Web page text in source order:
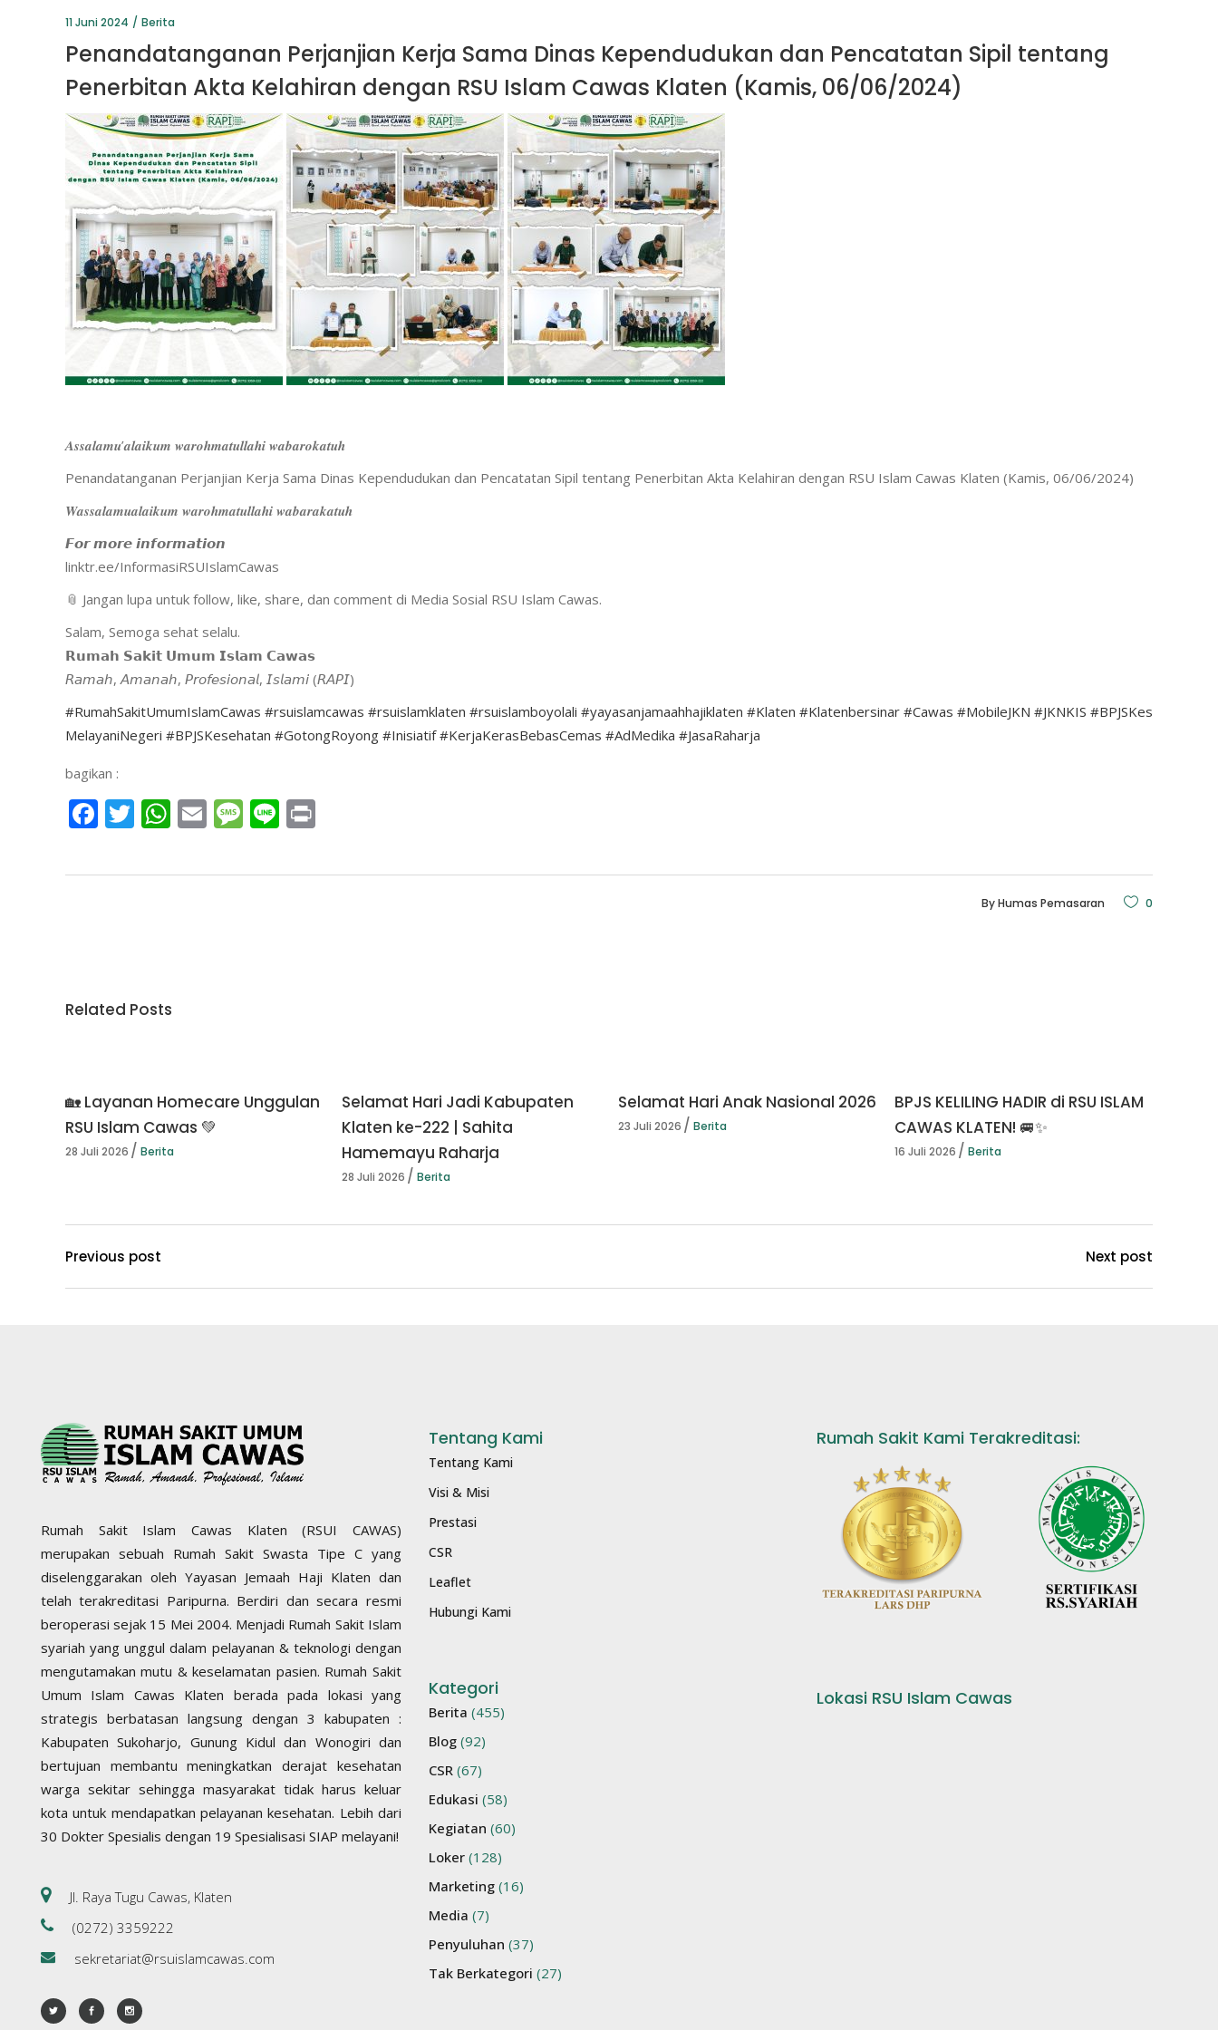
11 Juni 2024 Berita
Penandatanganan Perjanjian Kerja Sama Dinas Kependudukan dan Pencatatan Sipil tentang
Penerbitan Akta Kelahiran dengan RSU Islam Cawas Klaten (Kamis, 06/06/2024)
𝑨𝒔𝒔𝒂𝒍𝒂𝒎𝒖’𝒂𝒍𝒂𝒊𝒌𝒖𝒎 𝒘𝒂𝒓𝒐𝒉𝒎𝒂𝒕𝒖𝒍𝒍𝒂𝒉𝒊 𝒘𝒂𝒃𝒂𝒓𝒐𝒌𝒂𝒕𝒖𝒉
Penandatanganan Perjanjian Kerja Sama Dinas Kependudukan dan Pencatatan Sipil tentang Penerbitan Akta Kelahiran dengan RSU Islam Cawas Klaten (Kamis, 06/06/2024)
𝑾𝒂𝒔𝒔𝒂𝒍𝒂𝒎𝒖𝒂𝒍𝒂𝒊𝒌𝒖𝒎 𝒘𝒂𝒓𝒐𝒉𝒎𝒂𝒕𝒖𝒍𝒍𝒂𝒉𝒊 𝒘𝒂𝒃𝒂𝒓𝒂𝒌𝒂𝒕𝒖𝒉
𝙁𝙤𝙧 𝙢𝙤𝙧𝙚 𝙞𝙣𝙛𝙤𝙧𝙢𝙖𝙩𝙞𝙤𝙣
linktr.ee/InformasiRSUIslamCawas
📎 Jangan lupa untuk follow, like, share, dan comment di Media Sosial RSU Islam Cawas.
Salam, Semoga sehat selalu.
𝗥𝘂𝗺𝗮𝗵 𝗦𝗮𝗸𝗶𝘁 𝗨𝗺𝘂𝗺 𝗜𝘀𝗹𝗮𝗺 𝗖𝗮𝘄𝗮𝘀
𝘙𝘢𝘮𝘢𝘩, 𝘈𝘮𝘢𝘯𝘢𝘩, 𝘗𝘳𝘰𝘧𝘦𝘴𝘪𝘰𝘯𝘢𝘭, 𝘐𝘴𝘭𝘢𝘮𝘪 (𝘙𝘈𝘗𝘐)
#RumahSakitUmumIslamCawas #rsuislamcawas #rsuislamklaten #rsuislamboyolali #yayasanjamaahhajiklaten #Klaten #Klatenbersinar #Cawas #MobileJKN #JKNKIS #BPJSKes
MelayaniNegeri #BPJSKesehatan #GotongRoyong #Inisiatif #KerjaKerasBebasCemas #AdMedika #JasaRaharja
bagikan :
Facebook
Twitter
WhatsApp
EmailMessage
Line
ByHumas Pemasaran 0
Related Posts
🏡 Layanan Homecare Unggulan
RSU Islam Cawas 💚
28 Juli 2026 Berita
Selamat Hari Jadi Kabupaten
Klaten ke-222 | Sahita
Hamemayu Raharja
28 Juli 2026 Berita
Selamat Hari Anak Nasional 2026
23 Juli 2026 Berita
BPJS KELILING HADIR di RSU ISLAM
CAWAS KLATEN! 🚐✨
16 Juli 2026 Berita
Previous post Next post
Rumah Sakit Islam Cawas Klaten (RSUI CAWAS)
merupakan sebuah Rumah Sakit Swasta Tipe C yang
diselenggarakan oleh Yayasan Jemaah Haji Klaten dan
telah terakreditasi Paripurna. Berdiri dan secara resmi
beroperasi sejak 15 Mei 2004. Menjadi Rumah Sakit Islam
syariah yang unggul dalam pelayanan & teknologi dengan
mengutamakan mutu & keselamatan pasien. Rumah Sakit
Umum Islam Cawas Klaten berada pada lokasi yang
strategis berbatasan langsung dengan 3 kabupaten :
Kabupaten Sukoharjo, Gunung Kidul dan Wonogiri dan
bertujuan membantu meningkatkan derajat kesehatan
warga sekitar sehingga masyarakat tidak harus keluar
kota untuk mendapatkan pelayanan kesehatan. Lebih dari
30 Dokter Spesialis dengan 19 Spesialisasi SIAP melayani!
Jl. Raya Tugu Cawas, Klaten
(0272) 3359222
sekretariat@rsuislamcawas.com
Tentang Kami
Tentang Kami
Visi & Misi
Prestasi
CSR
Leaflet
Hubungi Kami
Kategori
Berita (455)
Blog(92)
CSR(67)
Edukasi (58)
Kegiatan (60)
Loker(128)
Marketing(16)
Media (7)
Penyuluhan (37)
Tak Berkategori (27)
Rumah Sakit Kami Terakreditasi:
Lokasi RSU Islam Cawas